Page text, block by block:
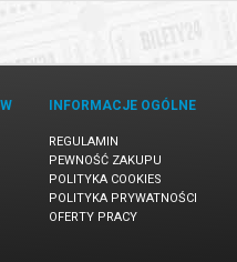
INFORMACJE OGÓLNE
REGULAMIN
PEWNOŚĆ ZAKUPU
POLITYKA COOKIES
POLITYKA PRYWATNOŚCI
OFERTY PRACY